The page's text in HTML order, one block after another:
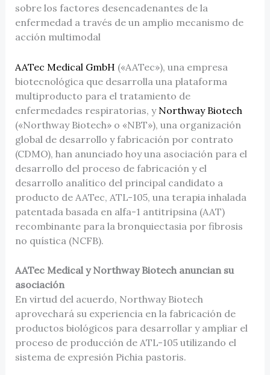
sobre los factores desencadenantes de la
enfermedad a través de un amplio mecanismo de
acción multimodal
AATec Medical GmbH («AATec»), una empresa
biotecnológica que desarrolla una plataforma
multiproducto para el tratamiento de
enfermedades respiratorias, y Northway Biotech
(«Northway Biotech» o «NBT»), una organización
global de desarrollo y fabricación por contrato
(CDMO), han anunciado hoy una asociación para el
desarrollo del proceso de fabricación y el
desarrollo analítico del principal candidato a
producto de AATec, ATL-105, una terapia inhalada
patentada basada en alfa-1 antitripsina (AAT)
recombinante para la bronquiectasia por fibrosis
no quística (NCFB).
AATec Medical y Northway Biotech anuncian su
asociación
En virtud del acuerdo, Northway Biotech
aprovechará su experiencia en la fabricación de
productos biológicos para desarrollar y ampliar el
proceso de producción de ATL-105 utilizando el
sistema de expresión Pichia pastoris.